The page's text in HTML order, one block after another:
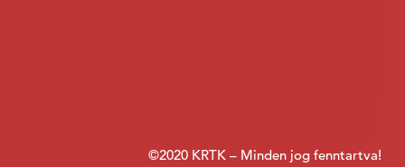
©2020 KRTK – Minden jog fenntartva!